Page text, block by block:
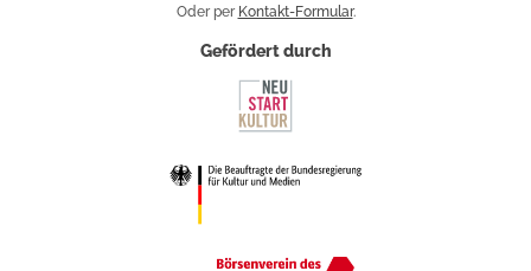
Oder per Kontakt-Formular.
Gefördert durch